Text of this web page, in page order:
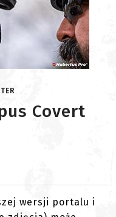
Covert
wersji portalu i